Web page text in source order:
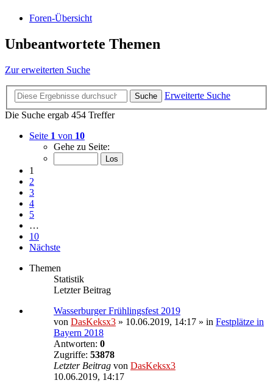
Foren-Übersicht
Unbeantwortete Themen
Zur erweiterten Suche
Suche
Erweiterte Suche
Die Suche ergab 454 Treffer
Seite 1 von 10
Gehe zu Seite:
1
2
3
4
5
…
10
Nächste
Themen
Statistik
Letzter Beitrag
Wasserburger Frühlingsfest 2019
von DasKeksx3 » 10.06.2019, 14:17 » in Festplätze in
Bayern 2018
Antworten: 0
Zugriffe: 53878
Letzter Beitrag von DasKeksx3
10.06.2019, 14:17